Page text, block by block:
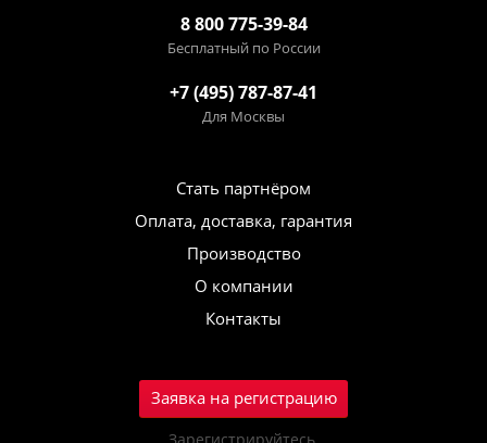
8 800 775-39-84
Бесплатный по России
+7 (495) 787-87-41
Для Москвы
Стать партнёром
Оплата, доставка, гарантия
Производство
О компании
Контакты
Заявка на регистрацию